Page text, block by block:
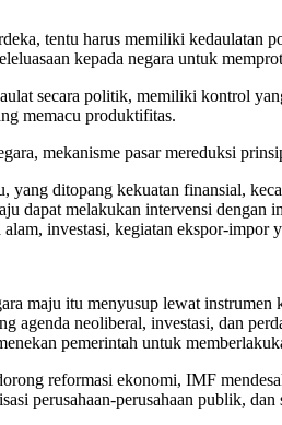
tentu harus memiliki kedaulatan
kepada negara untuk
secara politik, memiliki kontrol
memacu produktifitas.
mekanisme pasar mereduksi
yang ditopang kekuatan finansial,
dapat melakukan intervensi
alam, investasi, kegiatan ekspor-
maju itu menyusup lewat
agenda neoliberal, investasi, dan
pemerintah untuk
reformasi ekonomi, IMF
perusahaan-perusahaan publik, dan